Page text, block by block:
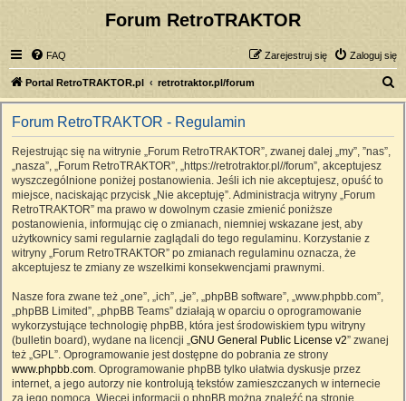
Forum RetroTRAKTOR
FAQ Zaloguj się
Zarejestruj się
Portal RetroTRAKTOR.pl retrotraktor.pl/forum
z
Forum RetroTRAKTOR - Regulamin
Rejestrując się na witrynie „Forum RetroTRAKTOR”, zwanej dalej „my”, ”nas”,
„nasza”, „Forum RetroTRAKTOR”, „https://retrotraktor.pl//forum”, akceptujesz
wyszczególnione poniżej postanowienia. Jeśli ich nie akceptujesz, opuść to
miejsce, naciskając przycisk „Nie akceptuję”. Administracja witryny „Forum
RetroTRAKTOR” ma prawo w dowolnym czasie zmienić poniższe
postanowienia, informując cię o zmianach, niemniej wskazane jest, aby
użytkownicy sami regularnie zaglądali do tego regulaminu. Korzystanie z
witryny „Forum RetroTRAKTOR” po zmianach regulaminu oznacza, że
akceptujesz te zmiany ze wszelkimi konsekwencjami prawnymi.
Nasze fora zwane też „one”, „ich”, „je”, „phpBB software”, „www.phpbb.com”,
„phpBB Limited”, „phpBB Teams” działają w oparciu o oprogramowanie
wykorzystujące technologię phpBB, która jest środowiskiem typu witryny
(bulletin board), wydane na licencji „GNU General Public License v2” zwanej
też „GPL”. Oprogramowanie jest dostępne do pobrania ze strony
www.phpbb.com. Oprogramowanie phpBB tylko ułatwia dyskusje przez
internet, a jego autorzy nie kontrolują tekstów zamieszczanych w internecie
za jego pomocą. Więcej informacji o phpBB można znaleźć na stronie